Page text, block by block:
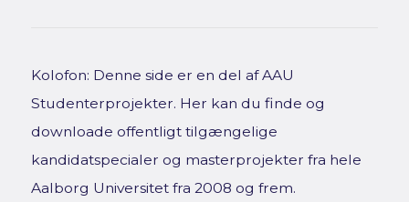
Kolofon: Denne side er en del af AAU
Studenterprojekter. Her kan du finde og
downloade offentligt tilgængelige
kandidatspecialer og masterprojekter fra hele
Aalborg Universitet fra 2008 og frem.